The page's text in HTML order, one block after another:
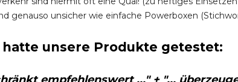
genauso unsicher wie einfache Powerboxen
hatte unsere Produkte getestet: